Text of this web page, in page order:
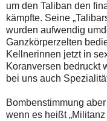
um den Taliban den
kämpfte. Seine
wurden aufwendig
Ganzkörperzelten
Kellnerinnen jetzt in
Koranversen bedruckt
bei uns auch
Bombenstimmung
wenn es heißt